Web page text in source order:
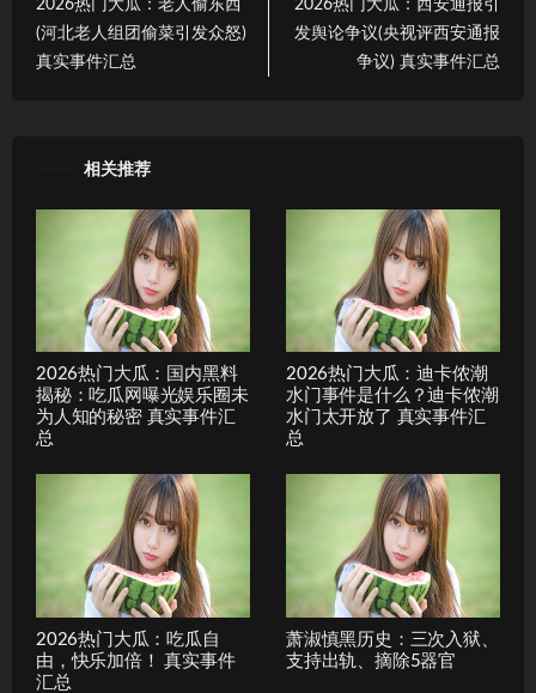
2026热门大瓜：老人偷东西
(河北老人组团偷菜引发众怒)
真实事件汇总
2026热门大瓜：西安通报引
发舆论争议(央视评西安通报
争议) 真实事件汇总
相关推荐
2026热门大瓜：国内黑料
揭秘：吃瓜网曝光娱乐圈未
为人知的秘密 真实事件汇
总
2026热门大瓜：迪卡侬潮
水门事件是什么？迪卡侬潮
水门太开放了 真实事件汇
总
2026热门大瓜：吃瓜自
由，快乐加倍！ 真实事件
汇总
萧淑慎黑历史：三次入狱、
支持出轨、摘除5器官